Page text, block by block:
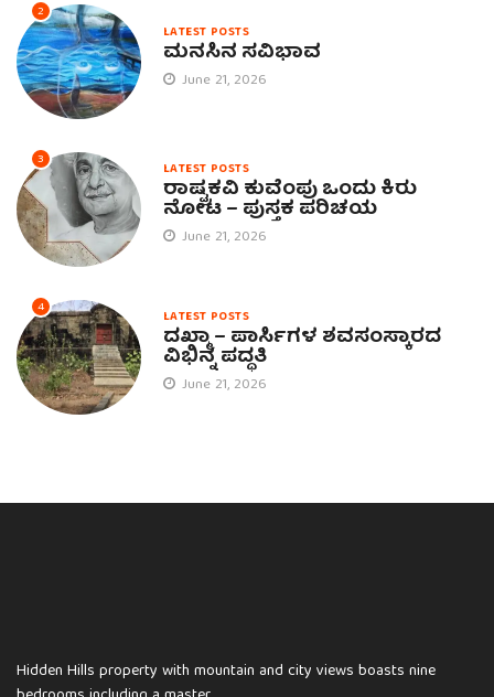
2
LATEST POSTS
ಮನಸಿನ ಸವಿಭಾವ
June 21, 2026
3 LATEST POSTS
ರಾಷ್ಟ್ರಕವಿ ಕುವೆಂಪು ಒಂದು ಕಿರು
ನೋಟ – ಪುಸ್ತಕ ಪರಿಚಯ
June 21, 2026
4 LATEST POSTS
ದಖ್ಮಾ – ಪಾರ್ಸಿಗಳ ಶವಸಂಸ್ಕಾರದ
ವಿಭಿನ್ನ ಪದ್ಧತಿ
June 21, 2026
Hidden Hills property with mountain and city views boasts nine